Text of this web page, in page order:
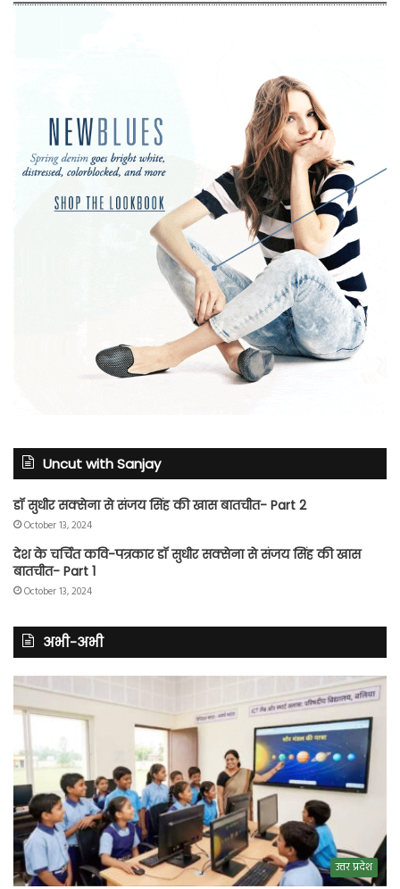
Uncut with Sanjay
डॉ सुधीर सक्सेना से संजय सिंह की खास बातचीत- Part 2
October 13, 2024
देश के चर्चित कवि-पत्रकार डॉ सुधीर सक्सेना से संजय सिंह की खास
बातचीत- Part 1
October 13, 2024
अभी-अभी
उत्तर प्रदेश